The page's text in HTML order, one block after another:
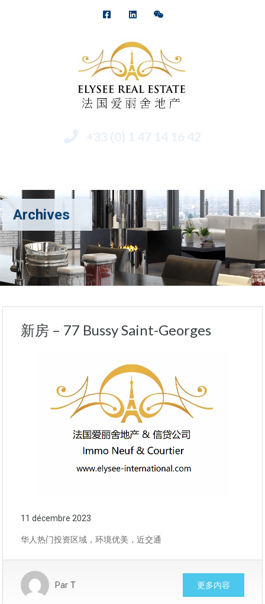
+33 (0) 1 47 14 16 42
Archives
新房 – 77 Bussy Saint-Georges
11 décembre 2023
华人热门投资区域，环境优美，近交通
Par T 更多内容